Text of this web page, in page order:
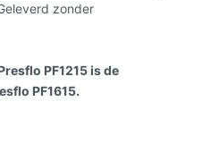
zonder
PF1215 is de
PF1615.